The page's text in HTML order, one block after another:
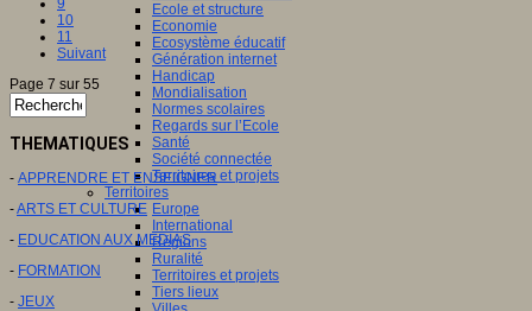
Ecole et structure
Economie
Ecosystème éducatif
Génération internet
Handicap
Mondialisation
Normes scolaires
Regards sur l’Ecole
Santé
Société connectée
Territoires et projets
Territoires
Europe
International
Régions
Ruralité
Territoires et projets
Tiers lieux
10
11
Suivant
Page 7 sur 55
THEMATIQUES
- APPRENDRE ET ENSEIGNER
-ARTS ET CULTURE
- EDUCATION AUX MEDIAS
- FORMATION
- JEUX